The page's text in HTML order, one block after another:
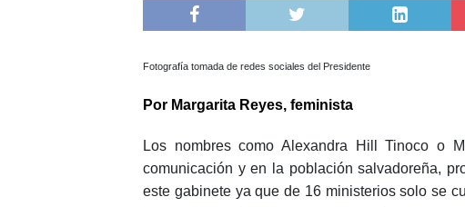
Fotografía tomada de redes sociales del Presidente
Por Margarita Reyes, feminista
Los nombres como Alexandra Hill Tinoco o
comunicación y en la población salvadoreña,
este gabinete ya que de 16 ministerios solo se